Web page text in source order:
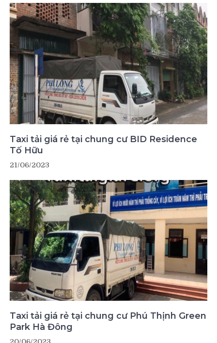
Taxi tải giá rẻ tại chung cư BID Residence
Tố Hữu
21/06/2023
Taxi tải giá rẻ tại chung cư Phú Thịnh Green
Park Hà Đông